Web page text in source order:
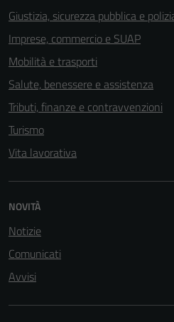
Giustizia, sicurezza pubblica e
Imprese, commercio e SUAP
Mobilità e trasporti
Salute, benessere e assistenza
Tributi, finanze e contravvenzioni
Turismo
Vita lavorativa
NOVITÀ
Notizie
Comunicati
Avvisi